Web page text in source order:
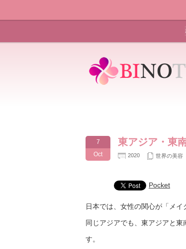
7
Oct
東アジア・東
2020 世界の美容
Pocket
日本では、女性の関心が「メイ
同じアジアでも、東アジアと
す。